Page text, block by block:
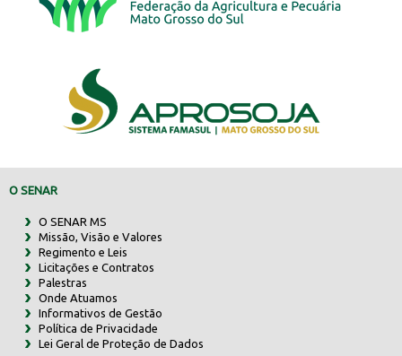
O SENAR
O SENAR MS
Missão, Visão e Valores
Regimento e Leis
Licitações e Contratos
Palestras
Onde Atuamos
Informativos de Gestão
Política de Privacidade
Lei Geral de Proteção de Dados